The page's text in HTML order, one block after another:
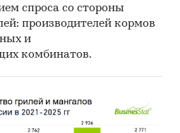
и регионы РФ, страны
спроса со стороны
производителей кормов
и
комбинатов.